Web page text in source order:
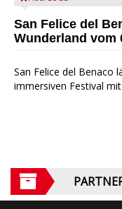
San Felice del
Wunderland vom
San Felice del Benaco
immersiven Festival